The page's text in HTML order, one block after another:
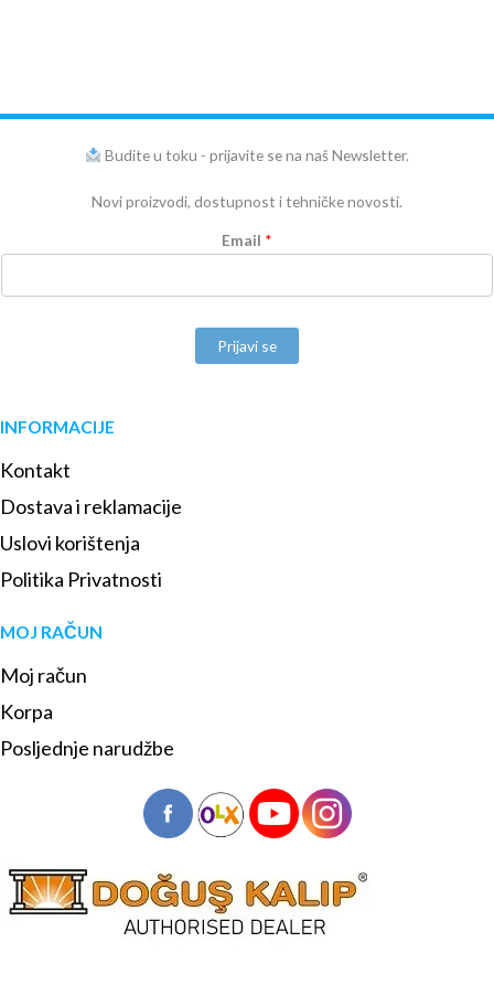
Budite u toku - prijavite se na naš Newsletter.
Novi proizvodi, dostupnost i tehničke novosti.
Email *
Prijavi se
INFORMACIJE
Kontakt
Dostava i reklamacije
Uslovi korištenja
Politika Privatnosti
MOJ RAČUN
Moj račun
Korpa
Posljednje narudžbe